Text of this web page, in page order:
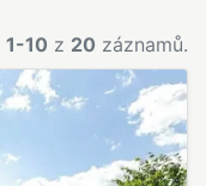
1-10 z 20 záznamů.